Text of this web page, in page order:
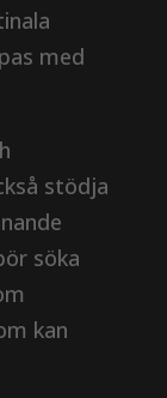
med
stödja
söka
kan